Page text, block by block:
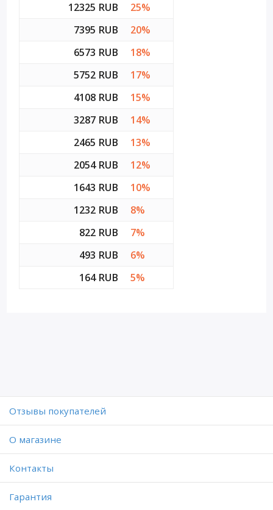
12325 RUB
25%
7395 RUB
20%
6573 RUB
18%
5752 RUB
17%
4108 RUB
15%
3287 RUB
14%
2465 RUB
13%
2054 RUB
12%
1643 RUB
10%
1232 RUB
8%
822 RUB
7%
493 RUB
6%
164 RUB
5%
Отзывы покупателей
O магазине
Контакты
Гарантия